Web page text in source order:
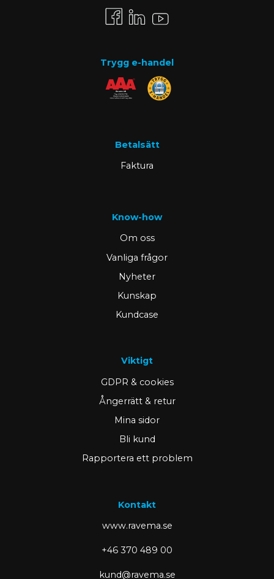
Trygg e-handel
Betalsätt
Faktura
Know-how
Om oss
Vanliga frågor
Nyheter
Kunskap
Kundcase
Viktigt
GDPR & cookies
Ångerrätt & retur
Mina sidor
Bli kund
Rapportera ett problem
Kontakt
www.ravema.se
+46 370 489 00
kund@ravema.se